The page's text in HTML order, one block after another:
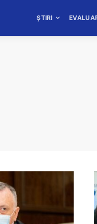
ȘTIRI